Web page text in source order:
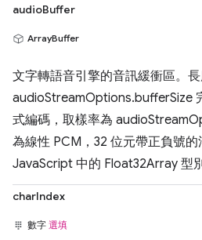
audioBuffer
ArrayBuffer
文字轉語音引擎的音訊緩衝區。
audioStreamOptions.bufferSize
式編碼，取樣率為
為線性 PCM，32 位元帶正負號
JavaScript 中的 Float32Array 型別
charIndex
數字 選填